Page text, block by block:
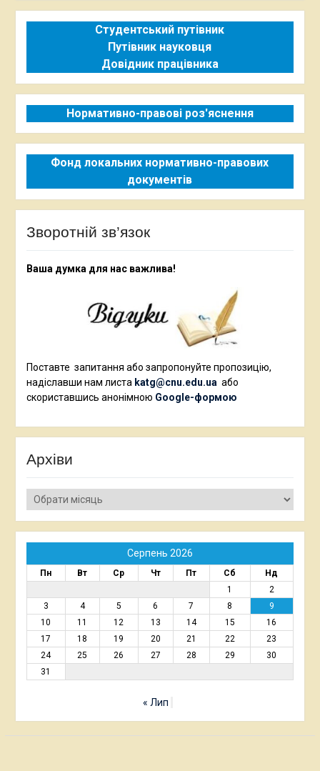
Студентський путівник
Путівник науковця
Довідник працівника
Нормативно-правові роз'яснення
Фонд локальних нормативно-правових
документів
Зворотній зв’язок
Ваша думка для нас важлива!
Поставте запитання або запропонуйте пропозицію,
надіславши нам листа katg@cnu.edu.ua або
скориставшись анонімною Google-формою
Архіви
Архіви
Серпень 2026
Пн Вт Ср Чт Пт Сб
Нд
1
2
3
4 5 6 7 8
9
10
11 12 13 14 15
16
17
18 19 20 21 22
23
24
25 26 27 28 29
30
31
« Лип